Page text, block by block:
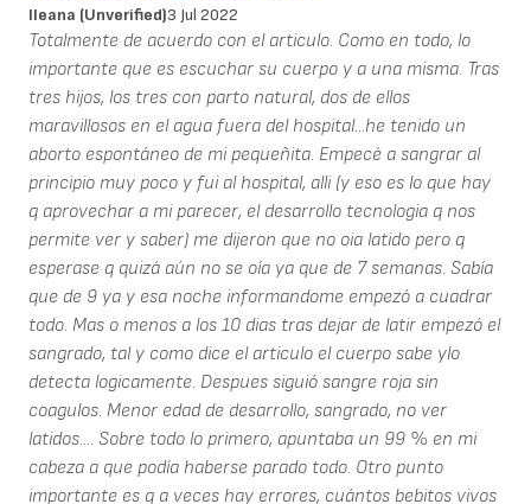
Ileana (unverified)3 Jul 2022
Totalmente de acuerdo con el articulo. Como en todo, lo
importante que es escuchar su cuerpo y a una misma. Tras
tres hijos, los tres con parto natural, dos de ellos
maravillosos en el agua fuera del hospital...he tenido un
aborto espontáneo de mi pequeñita. Empecé a sangrar al
principio muy poco y fui al hospital, alli (y eso es lo que hay
q aprovechar a mi parecer, el desarrollo tecnologia q nos
permite ver y saber) me dijeron que no oia latido pero q
esperase q quizá aún no se oía ya que de 7 semanas. Sabía
que de 9 ya y esa noche informandome empezó a cuadrar
todo. Mas o menos a los 10 dias tras dejar de latir empezó el
sangrado, tal y como dice el articulo el cuerpo sabe ylo
detecta logicamente. Despues siguió sangre roja sin
coagulos. Menor edad de desarrollo, sangrado, no ver
latidos.... Sobre todo lo primero, apuntaba un 99 % en mi
cabeza a que podía haberse parado todo. Otro punto
importante es q a veces hay errores, cuántos bebitos vivos